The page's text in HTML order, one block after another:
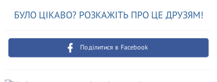
БУЛО ЦІКАВО? РОЗКАЖІТЬ ПРО ЦЕ ДРУЗЯМ!
Поділитися в Facebook